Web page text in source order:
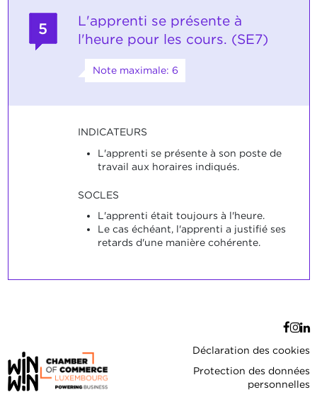
5
L'apprenti se présente à
l'heure pour les cours. (SE7)
Note maximale: 6
INDICATEURS
L'apprenti se présente à son poste de
travail aux horaires indiqués.
SOCLES
L'apprenti était toujours à l'heure.
Le cas échéant, l'apprenti a justifié ses
retards d'une manière cohérente.
Déclaration des cookies
Protection des données
personnelles